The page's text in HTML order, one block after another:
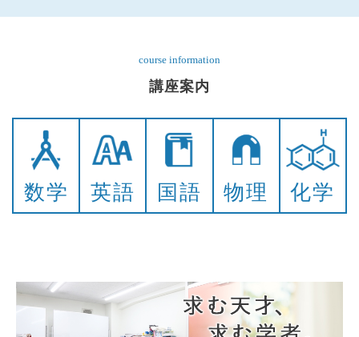
course information
講座案内
数学 英語 国語 物理 化学